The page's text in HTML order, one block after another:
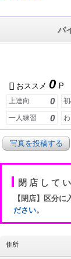
バ
おススメ 0 P
上達向 0
一人練習 0
写真を投稿する
閉店して
【閉店】区分
ださい。
住所